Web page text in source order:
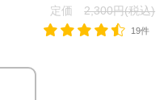
定価2,300円(税込)
19件